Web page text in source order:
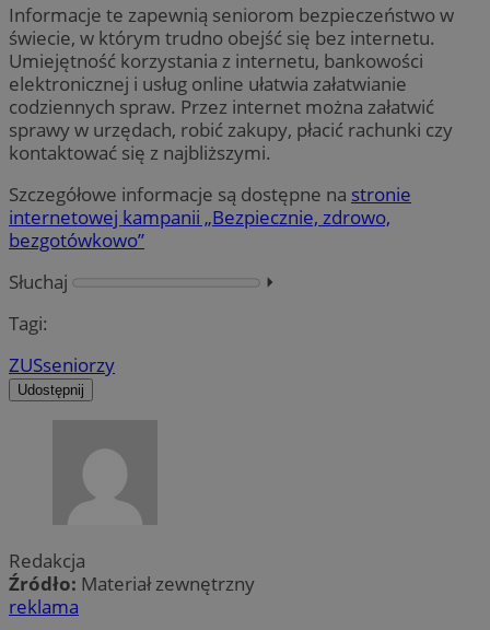
Informacje te zapewnią seniorom bezpieczeństwo w
świecie, w którym trudno obejść się bez internetu.
Umiejętność korzystania z internetu, bankowości
elektronicznej i usług online ułatwia załatwianie
codziennych spraw. Przez internet można załatwić
sprawy w urzędach, robić zakupy, płacić rachunki czy
kontaktować się z najbliższymi.
Szczegółowe informacje są dostępne na stronie
internetowej kampanii „Bezpiecznie, zdrowo,
bezgotówkowo”
Słuchaj
⏵︎
Tagi:
ZUSseniorzy
Udostępnij
Redakcja
Źródło: Materiał zewnętrzny
reklama